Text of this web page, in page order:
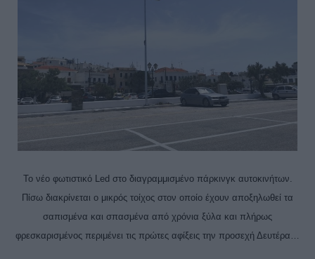
Το νέο φωτιστικό Led στο διαγραμμισμένο πάρκινγκ αυτοκινήτων.
Πίσω διακρίνεται ο μικρός τοίχος στον οποίο έχουν αποξηλωθεί τα
σαπισμένα και σπασμένα από χρόνια ξύλα και πλήρως
φρεσκαρισμένος περιμένει τις πρώτες αφίξεις την προσεχή Δευτέρα…